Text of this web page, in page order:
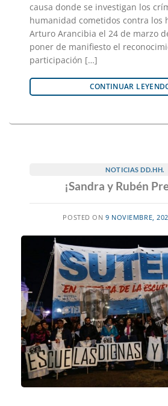
causa donde se investigan los
humanidad cometidos contra los
Arturo Arancibia el 24 de marzo
poner de manifiesto el
participación […]
CONTINUAR
NOTICIAS DD.HH.
¡Sandra y Rubén
POSTED ON 9 NOVIEMBRE,